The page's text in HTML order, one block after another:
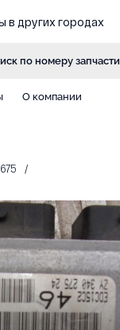
в других городах
по номеру запчасти
О компании